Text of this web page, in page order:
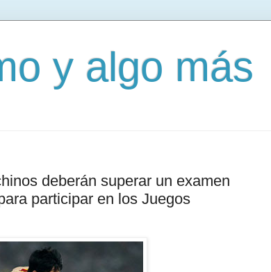
y algo más
deberán superar un examen
participar en los Juegos